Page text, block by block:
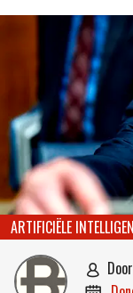
ARTIFICIËLE
 door